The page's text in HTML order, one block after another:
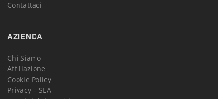
Contattaci
AZIENDA
Chi Siamo
Affiliazione
Cookie Policy
Privacy – SLA